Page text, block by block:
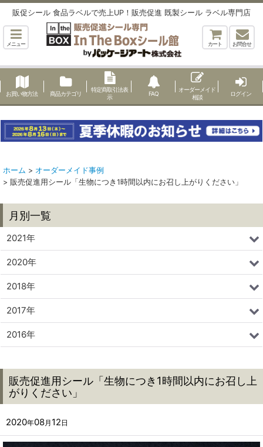
販促シール 食品ラベルで売上UP！販売促進 既製シール ラベル専門店
メニュー カート お問合せ
お買い物方法 商品カテゴリ
特定商取引法表
示
FAQ
オーダーメイド
相談
ログイン
ホーム > オーダーメイド事例
> 販売促進用シール「生物につき1時間以内にお召し上がりください」
販売促進用シール「生物につき1時間以内にお召し上
がりください」
2020年08月 12 日
月別一覧
2021年
2020年
2018年
2017年
2016年